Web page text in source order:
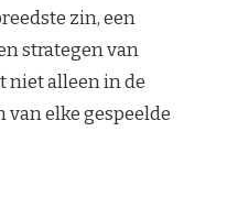
zin, een
strategen van
niet alleen in de
van elke gespeelde